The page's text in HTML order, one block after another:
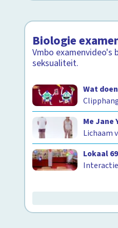
Biologie
Vmbo
seksualiteit.
Wat
Me Jane
Lichaam
Lokaal 69